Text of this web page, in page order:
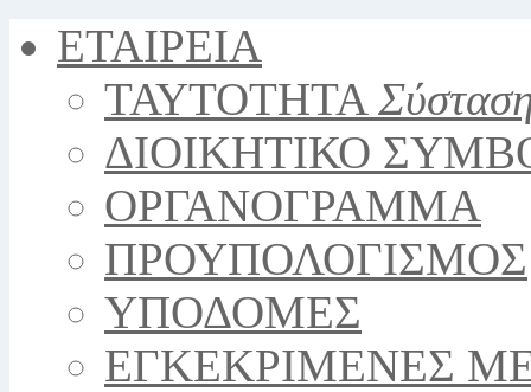
ΕΤΑΙΡΕΙΑ
ΤΑΥΤΟΤΗΤΑ
ΔΙΟΙΚΗΤΙΚΟ
ΟΡΓΑΝΟΓΡΑΜΜΑ
ΠΡΟΥΠΟΛΟΓΙΣΜΟΣ
YΠΟΔΟΜΕΣ
ΕΓΚΕΚΡΙΜΕΝΕΣ